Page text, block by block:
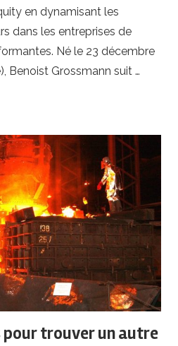
en dynamisant les
dans les entreprises de
Né le 23 décembre
Benoist Grossmann suit …
pour trouver un autre